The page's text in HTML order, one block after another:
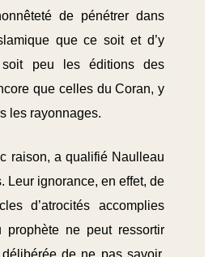
de pénétrer dans
que ce soit et d’y
peu les éditions des
que celles du Coran, y
les rayonnages.
raison, a qualifié Naulleau
Leur ignorance, en effet, de
d’atrocités accomplies
prophète ne peut ressortir
de ne pas savoir.